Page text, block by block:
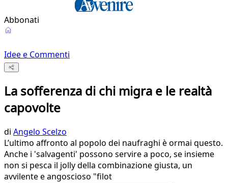
Abbonati
Idee e Commenti
La sofferenza di chi migra e le realtà
capovolte
di Angelo Scelzo
L’ultimo affronto al popolo dei naufraghi è ormai questo.
Anche i 'salvagenti' possono servire a poco, se insieme
non si pesca il jolly della combinazione giusta, un
avvilente e angoscioso "filot